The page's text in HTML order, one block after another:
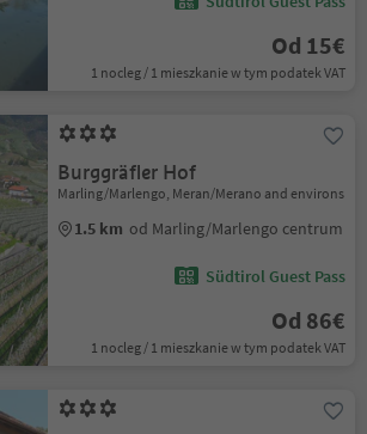
Od 15€
1 nocleg / 1 mieszkanie w tym podatek VAT
Burggräfler Hof
Marling/Marlengo, Meran/Merano and environs
1.5 km od Marling/Marlengo centrum
Südtirol Guest Pass
Od 86€
1 nocleg / 1 mieszkanie w tym podatek VAT